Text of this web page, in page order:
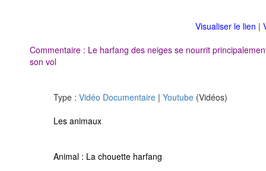
Visualiser le lien |
Commentaire : Le harfang des neiges se nourrit
son vol
Type : Vidéo Documentaire | Youtube (Vidéos)
Les animaux
Animal : La chouette harfang